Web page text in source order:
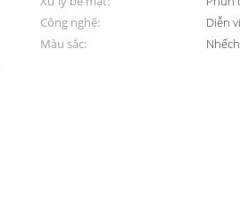
Công nghệ:
Diễn
Màu sắc: